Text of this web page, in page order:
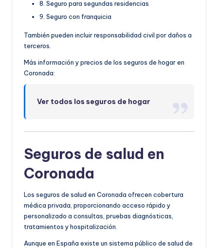
8. Seguro para segundas residencias
9. Seguro con franquicia
También pueden incluir responsabilidad civil por daños a
terceros.
Más información y precios de los seguros de hogar en
Coronada:
Ver todos los seguros de hogar
Seguros de salud en
Coronada
Los seguros de salud en Coronada ofrecen cobertura
médica privada, proporcionando acceso rápido y
personalizado a consultas, pruebas diagnósticas,
tratamientos y hospitalización.
Aunque en España existe un sistema público de salud de